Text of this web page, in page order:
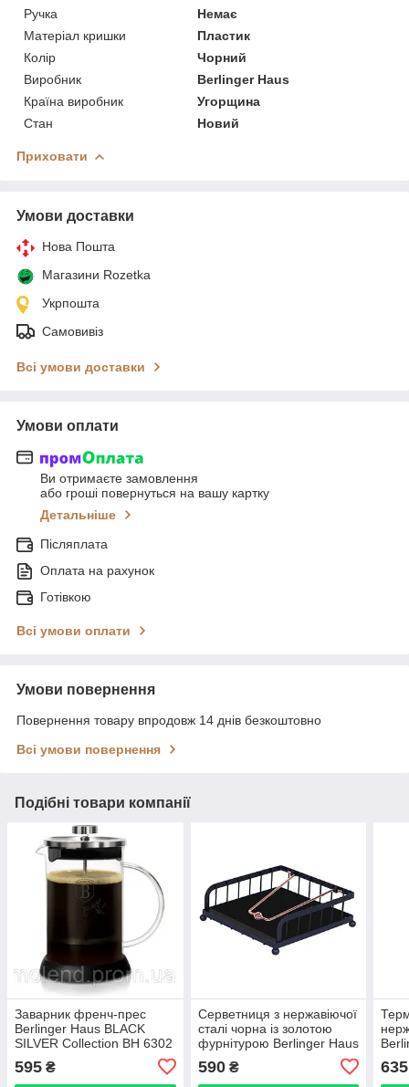
Ручка
Немає
Матеріал кришки
Пластик
Колір
Чорний
Виробник
Berlinger Haus
Країна виробник
Угорщина
Стан
Новий
Приховати
Умови доставки
Нова Пошта
Магазини Rozetka
Укрпошта
Самовивіз
Всі умови доставки
Умови оплати
Ви отримаєте замовлення
або гроші повернуться на вашу картку
Детальніше
Післяплата
Оплата на рахунок
Готівкою
Всі умови оплати
Умови повернення
Повернення товару впродовж 14 днів безкоштовно
Всі умови повернення
Подібні товари компанії
Заварник френч-прес
Berlinger Haus BLACK
SILVER Collection BH 6302
595 ₴
Серветниця з нержавіючої
сталі чорна із золотою
фурнітурою Berlinger Haus
BH 6768
590₴ 635